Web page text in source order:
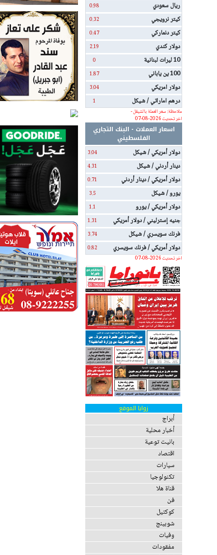
ريال سعودي 0.98
كيتر نرويجي 0.32
كيتر دنماركي 0.47
دولار كندي 2.19
10 ليرات لبنانية 0
100 ين ياباني 1.87
دولار امريكي 3.04
درهم اماراتي / شيكل
1
ملاحظة: سعر العملة بالشيقل -
اخر تحديث 2026-08-07
اسعار العملات - البنك التجاري
الفلسطيني
دولار أمريكي / شيكل
3.04
دينار أردني / شيكل 4.31
دولار أمريكي / دينار أردني 0.71
يورو / شيكل 3.5
دولار أمريكي / يورو 1.1
جنيه إسترليني / دولار أمريكي 1.31
فرنك سويسري / شيكل 3.74
دولار أمريكي / فرنك سويسري
0.82
اخر تحديث 2026-08-07
زوايا الموقع
أبراج
أخبار محلية
بانيت توعية
اقتصاد
سيارات
تكنولوجيا
قناة هلا
فن
كوكتيل
شوبينج
وفيات
مفقودات